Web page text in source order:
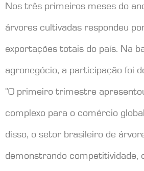
Nos três primeiros meses do
árvores cultivadas respondeu
exportações totais do país. Na
agronegócio, a participação foi
“O primeiro trimestre
complexo para o comércio
disso, o setor brasileiro de
demonstrando competitividade,